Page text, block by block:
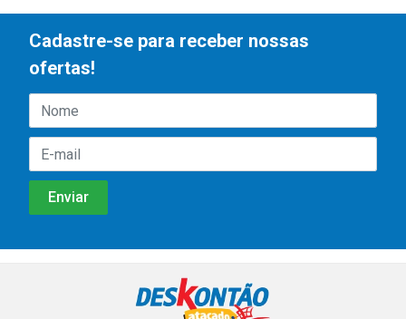
Cadastre-se para receber nossas
ofertas!